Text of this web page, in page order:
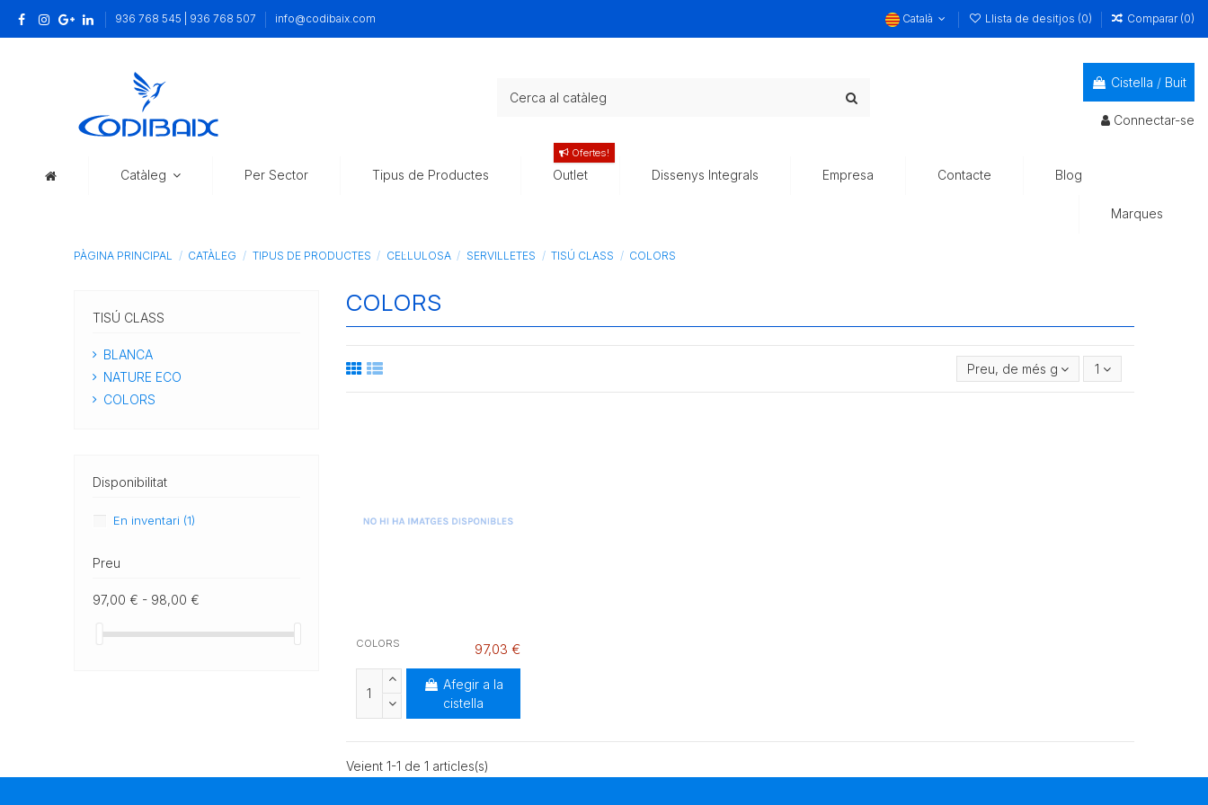
936 768 545 | 936 768 507 info@codibaix.com Català Llista de desitjos (0) Comparar (0)
Cistella / Buit
Connectar-se
Catàleg Per Sector Tipus de Productes Outlet
Ofertes!
Dissenys Integrals Empresa Contacte Blog
Marques
PÀGINA PRINCIPAL CATÀLEG TIPUS DE PRODUCTES CEL·LULOSA SERVILLETES TISÚ CLASS COLORS
COLORS
Preu, de més gran a més petit
1
COLORS 97,03 €
Afegir a la
cistella
Veient 1-1 de 1 articles(s)
TISÚ CLASS
BLANCA
NATURE ECO
COLORS
Disponibilitat
En inventari (1)
Preu
97,00 € - 98,00 €